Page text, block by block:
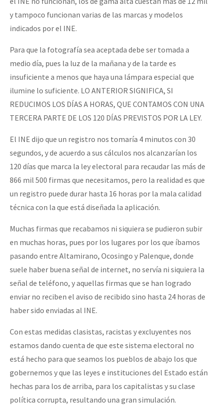
y tampoco funcionan varias de las marcas y modelos
indicados por el INE.
Para que la fotografía sea aceptada debe ser tomada a
medio día, pues la luz de la mañana y de la tarde es
insuficiente a menos que haya una lámpara especial que
ilumine lo suficiente. LO ANTERIOR SIGNIFICA, SI
REDUCIMOS LOS DÍAS A HORAS, QUE CONTAMOS CON UNA
TERCERA PARTE DE LOS 120 DÍAS PREVISTOS POR LA LEY.
El INE dijo que un registro nos tomaría 4 minutos con 30
segundos, y de acuerdo a sus cálculos nos alcanzarían los
120 días que marca la ley electoral para recaudar las más de
866 mil 500 firmas que necesitamos, pero la realidad es que
un registro puede durar hasta 16 horas por la mala calidad
técnica con la que está diseñada la aplicación.
Muchas firmas que recabamos ni siquiera se pudieron subir
en muchas horas, pues por los lugares por los que íbamos
pasando entre Altamirano, Ocosingo y Palenque, donde
suele haber buena señal de internet, no servía ni siquiera la
señal de teléfono, y aquellas firmas que se han logrado
enviar no reciben el aviso de recibido sino hasta 24 horas de
haber sido enviadas al INE.
Con estas medidas clasistas, racistas y excluyentes nos
estamos dando cuenta de que este sistema electoral no
está hecho para que seamos los pueblos de abajo los que
gobernemos y que las leyes e instituciones del Estado están
hechas para los de arriba, para los capitalistas y su clase
política corrupta, resultando una gran simulación.